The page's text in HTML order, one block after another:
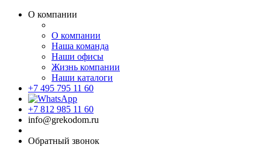
О компании
О компании
Наша команда
Наши офисы
Жизнь компании
Наши каталоги
+7 495 795 11 60
+7 812 985 11 60
info@grekodom.ru
Обратный звонок